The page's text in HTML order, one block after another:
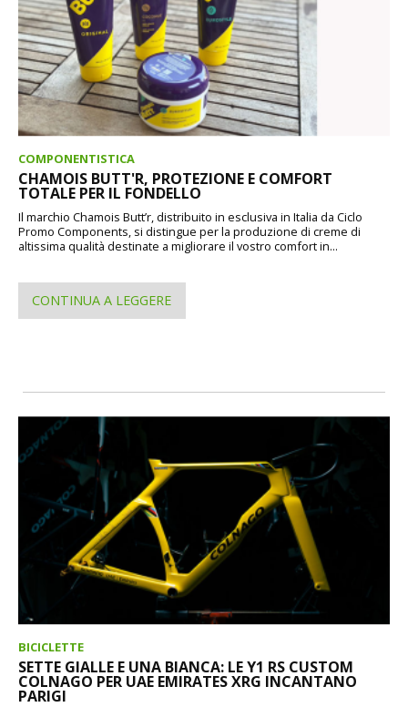
COMPONENTISTICA
CHAMOIS BUTT'R, PROTEZIONE E COMFORT
TOTALE PER IL FONDELLO
Il marchio Chamois Butt’r, distribuito in esclusiva in Italia da Ciclo
Promo Components, si distingue per la produzione di creme di
altissima qualità destinate a migliorare il vostro comfort in...
CONTINUA A LEGGERE
BICICLETTE
SETTE GIALLE E UNA BIANCA: LE Y1 RS CUSTOM
COLNAGO PER UAE EMIRATES XRG INCANTANO
PARIGI